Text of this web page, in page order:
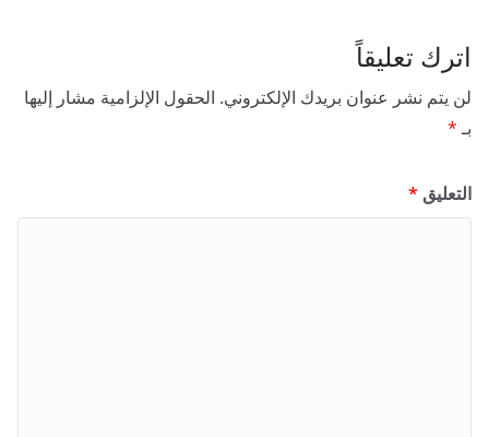
اترك تعليقاً
لن يتم نشر عنوان بريدك الإلكتروني. الحقول الإلزامية مشار إليها
بـ*
التعليق *